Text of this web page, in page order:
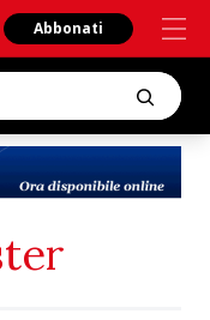
Abbonati